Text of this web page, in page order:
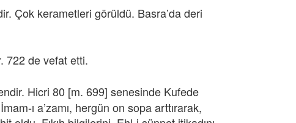
Çok kerametleri görüldü. Basra’da deri
722 de vefat etti.
Hicri 80 [m. 699] senesinde Kufede
ı a’zamı, hergün on sopa arttırarak,